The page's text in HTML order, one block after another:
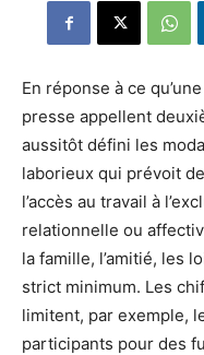
En réponse à ce
presse appellent
aussitôt défini les
laborieux qui prévoit
l’accès au travail à
relationnelle ou
la famille, l’amitié, les
strict minimum. Les
limitent, par exemple,
participants pour des